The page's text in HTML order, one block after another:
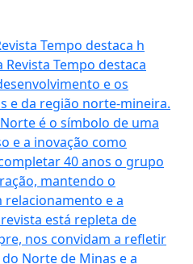
Tempo destaca h